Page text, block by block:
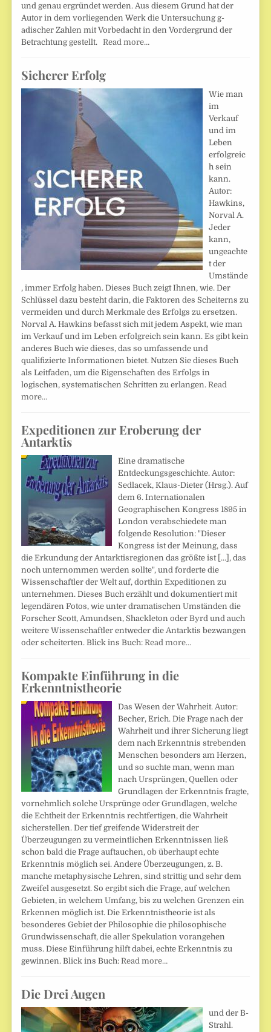
und genau ergründet werden. Aus diesem Grund hat der
Autor in dem vorliegenden Werk die Untersuchung g-
adischer Zahlen mit Vorbedacht in den Vordergrund der
Betrachtung gestellt. Read more…
Sicherer Erfolg
Wie man
im
Verkauf
und im
Leben
erfolgreic
h sein
kann.
Autor:
Hawkins,
Norval A.
Jeder
kann,
ungeachte
t der
Umstände
, immer Erfolg haben. Dieses Buch zeigt Ihnen, wie. Der
Schlüssel dazu besteht darin, die Faktoren des Scheiterns zu
vermeiden und durch Merkmale des Erfolgs zu ersetzen.
Norval A. Hawkins befasst sich mit jedem Aspekt, wie man
im Verkauf und im Leben erfolgreich sein kann. Es gibt kein
anderes Buch wie dieses, das so umfassende und
qualifizierte Informationen bietet. Nutzen Sie dieses Buch
als Leitfaden, um die Eigenschaften des Erfolgs in
logischen, systematischen Schritten zu erlangen. Read
more…
Expeditionen zur Eroberung der
Antarktis
Eine dramatische
Entdeckungsgeschichte. Autor:
Sedlacek, Klaus-Dieter (Hrsg.). Auf
dem 6. Internationalen
Geographischen Kongress 1895 in
London verabschiedete man
folgende Resolution: "Dieser
Kongress ist der Meinung, dass
die Erkundung der Antarktisregionen das größte ist [...], das
noch unternommen werden sollte", und forderte die
Wissenschaftler der Welt auf, dorthin Expeditionen zu
unternehmen. Dieses Buch erzählt und dokumentiert mit
legendären Fotos, wie unter dramatischen Umständen die
Forscher Scott, Amundsen, Shackleton oder Byrd und auch
weitere Wissenschaftler entweder die Antarktis bezwangen
oder scheiterten. Blick ins Buch: Read more…
Kompakte Einführung in die
Erkenntnistheorie
Das Wesen der Wahrheit. Autor:
Becher, Erich. Die Frage nach der
Wahrheit und ihrer Sicherung liegt
dem nach Erkenntnis strebenden
Menschen besonders am Herzen,
und so suchte man, wenn man
nach Ursprüngen, Quellen oder
Grundlagen der Erkenntnis fragte,
vornehmlich solche Ursprünge oder Grundlagen, welche
die Echtheit der Erkenntnis rechtfertigen, die Wahrheit
sicherstellen. Der tief greifende Widerstreit der
Überzeugungen zu vermeintlichen Erkenntnissen ließ
schon bald die Frage auftauchen, ob überhaupt echte
Erkenntnis möglich sei. Andere Überzeugungen, z. B.
manche metaphysische Lehren, sind strittig und sehr dem
Zweifel ausgesetzt. So ergibt sich die Frage, auf welchen
Gebieten, in welchem Umfang, bis zu welchen Grenzen ein
Erkennen möglich ist. Die Erkenntnistheorie ist als
besonderes Gebiet der Philosophie die philosophische
Grundwissenschaft, die aller Spekulation vorangehen
muss. Diese Einführung hilft dabei, echte Erkenntnis zu
gewinnen. Blick ins Buch: Read more…
Die Drei Augen
und der B-
Strahl.